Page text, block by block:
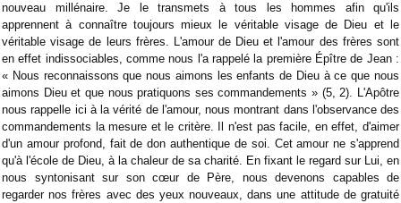
nouveau millénaire. Je le transmets à tous les hommes afin qu'ils
apprennent à connaître toujours mieux le véritable visage de Dieu et le
véritable visage de leurs frères. L'amour de Dieu et l'amour des frères sont
en effet indissociables, comme nous l'a rappelé la première Épître de Jean :
« Nous reconnaissons que nous aimons les enfants de Dieu à ce que nous
aimons Dieu et que nous pratiquons ses commandements » (5, 2). L'Apôtre
nous rappelle ici à la vérité de l'amour, nous montrant dans l'observance des
commandements la mesure et le critère. Il n'est pas facile, en effet, d'aimer
d'un amour profond, fait de don authentique de soi. Cet amour ne s'apprend
qu'à l'école de Dieu, à la chaleur de sa charité. En fixant le regard sur Lui, en
nous syntonisant sur son cœur de Père, nous devenons capables de
regarder nos frères avec des yeux nouveaux, dans une attitude de gratuité